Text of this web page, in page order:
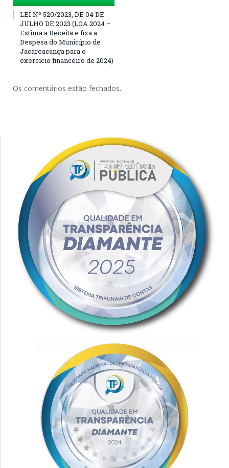
LEI Nº 520/2023, DE 04 DE
JULHO DE 2023 (LOA 2024 –
Estima a Receita e fixa a
Despesa do Município de
Jacareacanga para o
exercício financeiro de 2024)
Os comentários estão fechados.